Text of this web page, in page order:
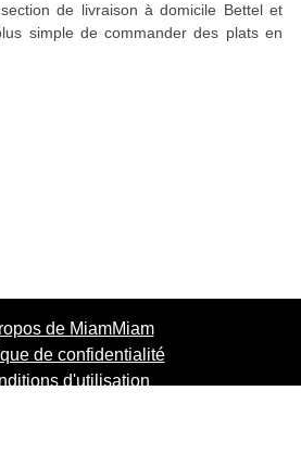
de livraison à domicile Bettel et
simple de commander des plats en
de MiamMiam
de confidentialité
d'utilisation